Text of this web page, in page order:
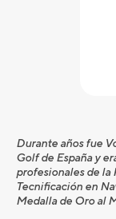
Durante años fue
Golf de España y
profesionales de la
Tecnificación en
Medalla de Oro al